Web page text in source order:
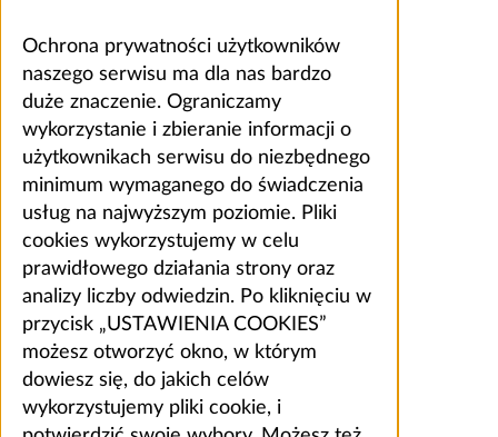
Ochrona prywatności użytkowników
naszego serwisu ma dla nas bardzo
duże znaczenie. Ograniczamy
wykorzystanie i zbieranie informacji o
użytkownikach serwisu do niezbędnego
minimum wymaganego do świadczenia
usług na najwyższym poziomie. Pliki
cookies wykorzystujemy w celu
prawidłowego działania strony oraz
analizy liczby odwiedzin. Po kliknięciu w
przycisk „USTAWIENIA COOKIES”
możesz otworzyć okno, w którym
dowiesz się, do jakich celów
wykorzystujemy pliki cookie, i